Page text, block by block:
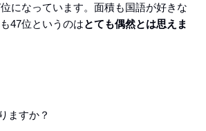
になっています。面積も国語が好きな
47位というのはとても偶然とは思えま
ますか？